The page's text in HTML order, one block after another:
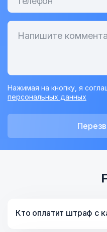
Нажимая на кнопку, я
персональных данных
Кто оплатит штраф с